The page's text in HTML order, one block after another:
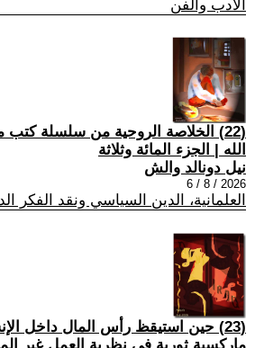
الادب والفن
(22) الخلاصة الروحية من سلسلة كتب
الله | الجزء المائة وثلاثة
نيل دونالد والش
2026 / 8 / 6
العلمانية، الدين السياسي ونقد الفكر
(23) حين استيقظ رأس المال داخل